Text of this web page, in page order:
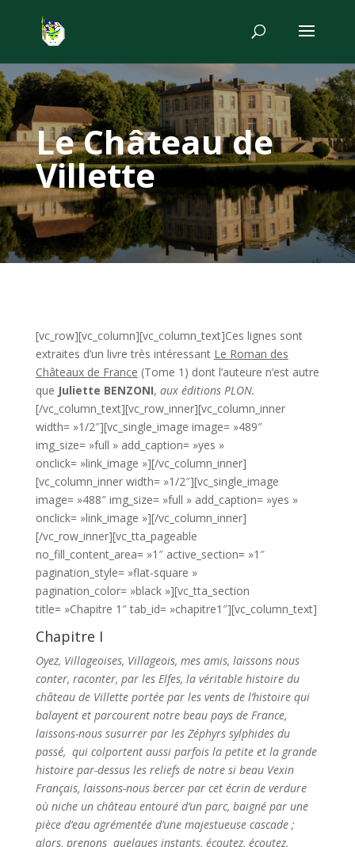
Le Château de
Villette
[vc_row][vc_column][vc_column_text]Ces lignes sont
extraites d’un livre très intéressant Le Roman des
Châteaux de France (Tome 1) dont l’auteure n’est autre
que Juliette BENZONI, aux éditions PLON.
[/vc_column_text][vc_row_inner][vc_column_inner
width= »1/2″][vc_single_image image= »489″
img_size= »full » add_caption= »yes »
onclick= »link_image »][/vc_column_inner]
[vc_column_inner width= »1/2″][vc_single_image
image= »488″ img_size= »full » add_caption= »yes »
onclick= »link_image »][/vc_column_inner]
[/vc_row_inner][vc_tta_pageable
no_fill_content_area= »1″ active_section= »1″
pagination_style= »flat-square »
pagination_color= »black »][vc_tta_section
title= »Chapitre 1″ tab_id= »chapitre1″][vc_column_text]
Chapitre I
Oyez, Villageoises, Villageois, mes amis, laissons nous
conter, raconter, par les Elfes, la véritable histoire du
château de Villette portée par les vents de l’histoire qui
balayent et parcourent notre beau pays de France,
laissons-nous susurrer par les Zéphyrs sylphides du
passé, qui colportent aussi parfois la petite et la grande
histoire par-dessus les reliefs de notre si beau Vexin
Français, laissons-nous bercer par cet écrin de verdure
où niche un château entouré d’un parc, baigné par une
pièce d’eau agrémentée d’une majestueuse cascade ;
alors, prenons quelques instants, écoutez, écoutez,